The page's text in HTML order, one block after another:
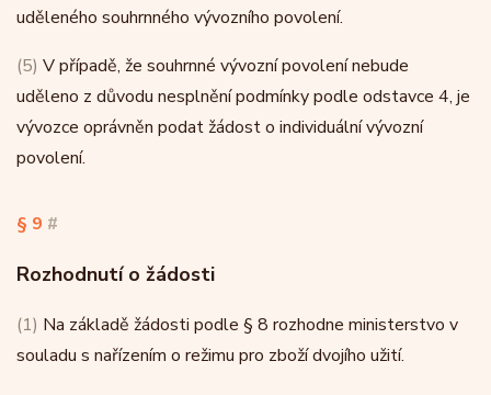
uděleného souhrnného vývozního povolení.
(5) V případě, že souhrnné vývozní povolení nebude
uděleno z důvodu nesplnění podmínky podle odstavce 4, je
vývozce oprávněn podat žádost o individuální vývozní
povolení.
§ 9 #
Rozhodnutí o žádosti
(1) Na základě žádosti podle § 8 rozhodne ministerstvo v
souladu s nařízením o režimu pro zboží dvojího užití.